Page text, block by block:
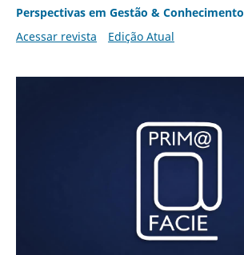
Perspectivas em Gestão & Conhecimento
Acessar revista
Edição Atual